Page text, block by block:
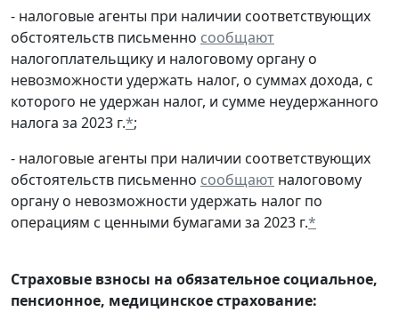
- налоговые агенты при наличии соответствующих
обстоятельств письменно сообщают
налогоплательщику и налоговому органу о
невозможности удержать налог, о суммах дохода, с
которого не удержан налог, и сумме неудержанного
налога за 2023 г.*;
- налоговые агенты при наличии соответствующих
обстоятельств письменно сообщают налоговому
органу о невозможности удержать налог по
операциям с ценными бумагами за 2023 г.*
Страховые взносы на обязательное социальное,
пенсионное, медицинское страхование: